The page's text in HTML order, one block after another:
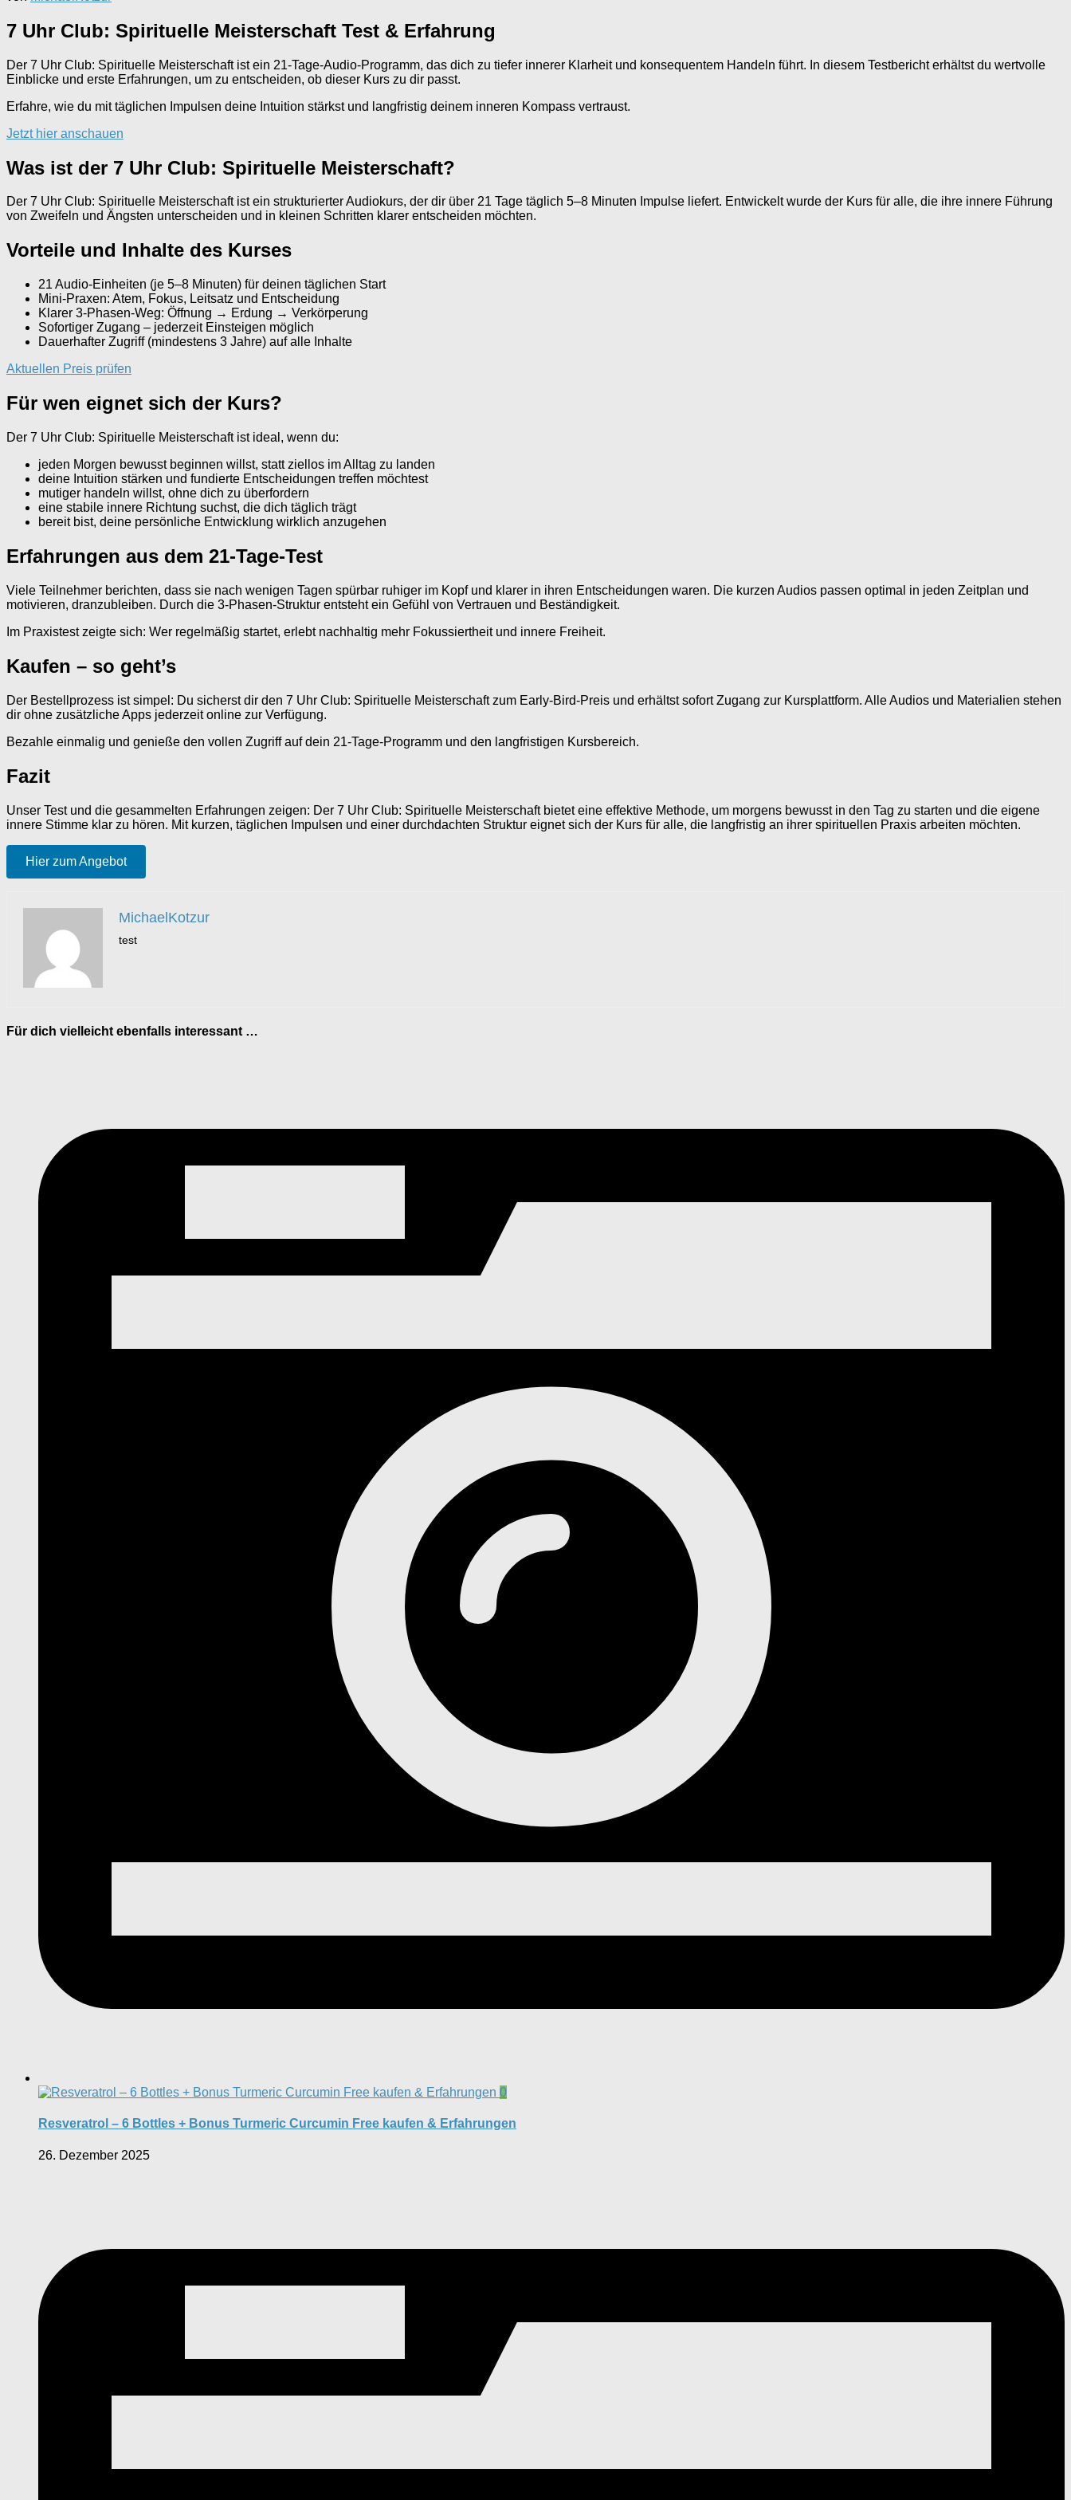
7 Uhr Club: Spirituelle Meisterschaft Test & Erfahrung
Der 7 Uhr Club: Spirituelle Meisterschaft ist ein 21-Tage-Audio-Programm, das dich zu tiefer innerer Klarheit und konsequentem Handeln führt. In diesem Testbericht erhältst du wertvolle
Einblicke und erste Erfahrungen, um zu entscheiden, ob dieser Kurs zu dir passt.
Erfahre, wie du mit täglichen Impulsen deine Intuition stärkst und langfristig deinem inneren Kompass vertraust.
Jetzt hier anschauen
Was ist der 7 Uhr Club: Spirituelle Meisterschaft?
Der 7 Uhr Club: Spirituelle Meisterschaft ist ein strukturierter Audiokurs, der dir über 21 Tage täglich 5–8 Minuten Impulse liefert. Entwickelt wurde der Kurs für alle, die ihre innere Führung
von Zweifeln und Ängsten unterscheiden und in kleinen Schritten klarer entscheiden möchten.
Vorteile und Inhalte des Kurses
21 Audio-Einheiten (je 5–8 Minuten) für deinen täglichen Start
Mini-Praxen: Atem, Fokus, Leitsatz und Entscheidung
Klarer 3-Phasen-Weg: Öffnung → Erdung → Verkörperung
Sofortiger Zugang – jederzeit Einsteigen möglich
Dauerhafter Zugriff (mindestens 3 Jahre) auf alle Inhalte
Aktuellen Preis prüfen
Für wen eignet sich der Kurs?
Der 7 Uhr Club: Spirituelle Meisterschaft ist ideal, wenn du:
jeden Morgen bewusst beginnen willst, statt ziellos im Alltag zu landen
deine Intuition stärken und fundierte Entscheidungen treffen möchtest
mutiger handeln willst, ohne dich zu überfordern
eine stabile innere Richtung suchst, die dich täglich trägt
bereit bist, deine persönliche Entwicklung wirklich anzugehen
Erfahrungen aus dem 21-Tage-Test
Viele Teilnehmer berichten, dass sie nach wenigen Tagen spürbar ruhiger im Kopf und klarer in ihren Entscheidungen waren. Die kurzen Audios passen optimal in jeden Zeitplan und
motivieren, dranzubleiben. Durch die 3-Phasen-Struktur entsteht ein Gefühl von Vertrauen und Beständigkeit.
Im Praxistest zeigte sich: Wer regelmäßig startet, erlebt nachhaltig mehr Fokussiertheit und innere Freiheit.
Kaufen – so geht’s
Der Bestellprozess ist simpel: Du sicherst dir den 7 Uhr Club: Spirituelle Meisterschaft zum Early-Bird-Preis und erhältst sofort Zugang zur Kursplattform. Alle Audios und Materialien stehen
dir ohne zusätzliche Apps jederzeit online zur Verfügung.
Bezahle einmalig und genieße den vollen Zugriff auf dein 21-Tage-Programm und den langfristigen Kursbereich.
Fazit
Unser Test und die gesammelten Erfahrungen zeigen: Der 7 Uhr Club: Spirituelle Meisterschaft bietet eine effektive Methode, um morgens bewusst in den Tag zu starten und die eigene
innere Stimme klar zu hören. Mit kurzen, täglichen Impulsen und einer durchdachten Struktur eignet sich der Kurs für alle, die langfristig an ihrer spirituellen Praxis arbeiten möchten.
Hier zum Angebot
MichaelKotzur
test
Für dich vielleicht ebenfalls interessant …
0
Resveratrol – 6 Bottles + Bonus Turmeric Curcumin Free kaufen & Erfahrungen
26. Dezember 2025